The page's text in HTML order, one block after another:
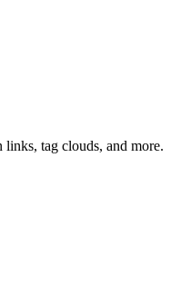
links, tag clouds, and more.